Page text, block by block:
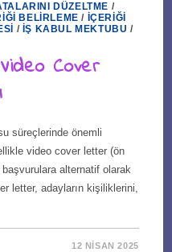
DÜZELTME /
BELIRLEME / İÇERIĞI
/ İŞ KABUL MEKTUBU /
Cover
süreçlerinde önemli
video cover letter (ön
başvurulara alternatif olarak
letter, adayların kişiliklerini,
12 NISAN 2025